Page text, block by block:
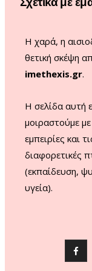
Η χαρά, η
θετική σκέψη
imethexis.gr.
H σελίδα αυτή
μοιραστούμε
εμπειρίες και
διαφορετικές
(εκπαίδευση,
υγεία).
F